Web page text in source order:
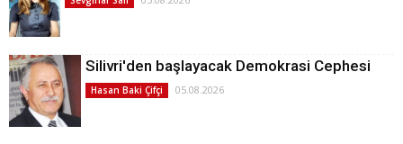
Silivri'den başlayacak Demokrasi Cephesi
Hasan Baki Çifçi 05.08.2026